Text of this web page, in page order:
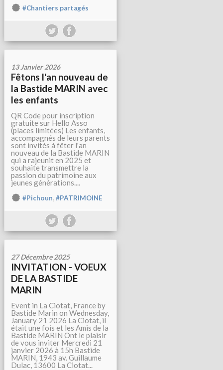
#Chantiers partagés
13 Janvier 2026
Fêtons l'an nouveau de
la Bastide MARIN avec
les enfants
QR Code pour inscription
gratuite sur Hello Asso
(places limitées) Les enfants,
accompagnés de leurs parents
sont invités à fêter l'an
nouveau de la Bastide MARIN
qui a rajeunit en 2025 et
souhaite transmettre la
passion du patrimoine aux
jeunes générations....
#Pichoun,#PATRIMOINE
27 Décembre 2025
INVITATION - VOEUX
DE LA BASTIDE
MARIN
Event in La Ciotat, France by
Bastide Marin on Wednesday,
January 21 2026 La Ciotat, il
était une fois et les Amis de la
Bastide MARIN Ont le plaisir
de vous inviter Mercredi 21
janvier 2026 à 15h Bastide
MARIN, 1943 av. Guillaume
Dulac, 13600 La Ciotat...